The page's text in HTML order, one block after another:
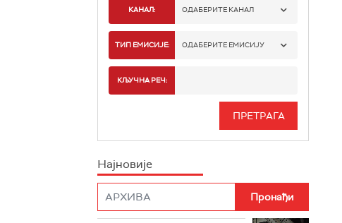
КАНАЛ: ОДАБЕРИТЕ КАНАЛ
РАДИО БЕОГРАД 1
РАДИО БЕОГРАД 3
РАДИО РОКЕНРОЛЕР
ТИП ЕМИСИЈЕ: ОДАБЕРИТЕ ЕМИСИЈУ
ИНФО
КЉУЧНА РЕЧ:
Најновије